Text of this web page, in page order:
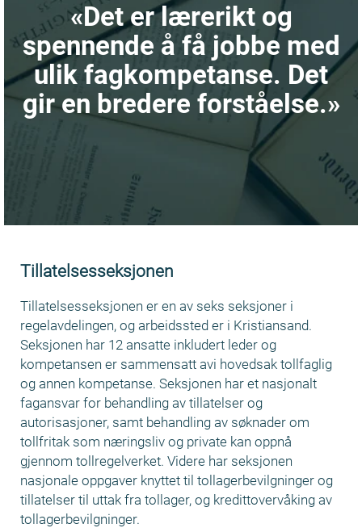
«Det er lærerikt og
spennende å få jobbe med
ulik fagkompetanse. Det
gir en bredere forståelse.»
Tillatelsesseksjonen
Tillatelsesseksjonen er en av seks seksjoner i
regelavdelingen, og arbeidssted er i Kristiansand.
Seksjonen har 12 ansatte inkludert leder og
kompetansen er sammensatt avi hovedsak tollfaglig
og annen kompetanse. Seksjonen har et nasjonalt
fagansvar for behandling av tillatelser og
autorisasjoner, samt behandling av søknader om
tollfritak som næringsliv og private kan oppnå
gjennom tollregelverket. Videre har seksjonen
nasjonale oppgaver knyttet til tollagerbevilgninger og
tillatelser til uttak fra tollager, og kredittovervåking av
tollagerbevilgninger.